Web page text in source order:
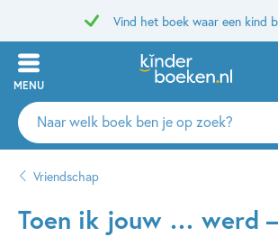
Vind het boek waar een kind
MENU
Zoeken
naar
auteurs
uitgevers
Vriendschap
Toen ik jouw … werd